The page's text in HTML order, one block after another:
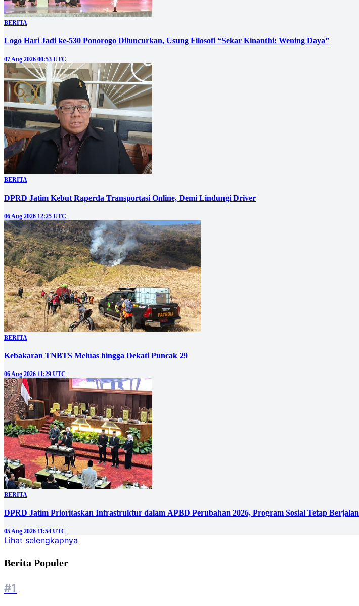
BERITA
Logo Hari Jadi ke-530 Ponorogo Diluncurkan, Usung Filosofi “Sekar Kinanthi: Wening Daya”
07 Aug 2026 00:53 UTC
BERITA
DPRD Jatim Kebut Raperda Transportasi Online, Demi Lindungi Driver
06 Aug 2026 12:25 UTC
BERITA
Kebakaran TNBTS Meluas hingga Dekati Puncak 29
06 Aug 2026 11:29 UTC
BERITA
DPRD Jatim Prioritaskan Infrastruktur dalam APBD Perubahan 2026, Program Sosial Tetap Berjalan
05 Aug 2026 11:54 UTC
Lihat selengkapnya
Berita Populer
#1